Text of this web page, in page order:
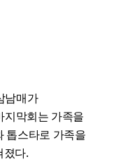
남매가
지막회는 가족을
톱스타로 가족을
졌다.